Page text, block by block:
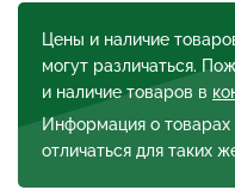
Цены и наличие
могут различаться.
и наличие товаров в
Информация о товарах
отличаться для таких